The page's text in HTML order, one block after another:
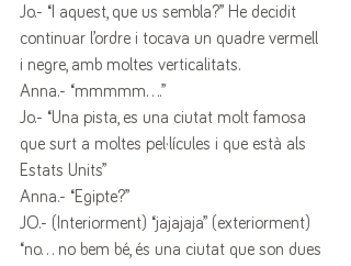
Jo.- “I aquest, que us sembla?” He decidit
continuar l’ordre i tocava un quadre vermell
i negre, amb moltes verticalitats.
Anna.- “mmmmm….”
Jo.- “Una pista, es una ciutat molt famosa
que surt a moltes pel·lícules i que està als
Estats Units”
Anna.- “Egipte?”
JO.- (Interiorment) “jajajaja” (exteriorment)
“no… no bem bé, és una ciutat que son dues